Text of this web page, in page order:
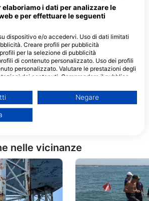
77007
Uniti
Phantom Training Center
Military
Inc
78412
- Stati
2004 S Mason Rd,
Katy, TX - Stati
D'america
nelle vicinanze
i dati per analizzare le
e per effettuare le seguenti
dispositivo e/o accedervi. Uso di dati limitati
Creare profili per pubblicità
per la selezione di pubblicità
di contenuto personalizzato. Uso dei profili
personalizzato. Valutare le prestazioni degli
dei contenuti. Comprendere il pubblico
i servizi. Uso di dati limitati per la
informazioni sull'utilizzo dei dati da parte di
privacy/
policy si applicano esclusivamente a questo
partner (1 Venditori IAB)
seguenti scopi:
IAB:
Negare